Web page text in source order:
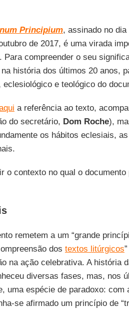
Principium, assinado no
de 2017, é uma virada
Para compreender o seu
história dos últimos 20 anos,
e teológico do
a referência ao texto,
do secretário, Dom Roche),
os hábitos eclesiais,
o contexto no qual o documento
remetem a um “grande
dos textos litúrgicos
na ação celebrativa. A história
diversas fases, mas, nos
uma espécie de paradoxo: com
se afirmado um princípio de